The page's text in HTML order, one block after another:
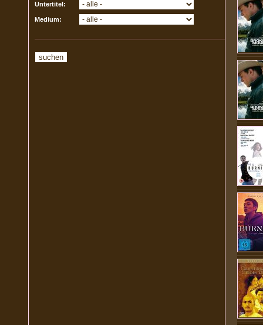
Untertitel:
Medium: